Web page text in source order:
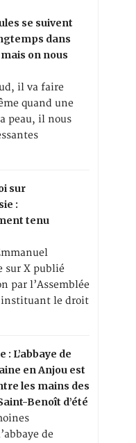
se suivent
dans
on nous
il va faire
quand une
peau, il nous
sur
:
tenu
sur X publié
par l’Assemblée
instituant le droit
: L’abbaye de
en Anjou est
les mains des
Benoît d’été
de